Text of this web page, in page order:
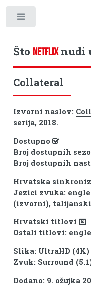
Što NETFLIXnudi
Collateral
Izvorni naslov:
serija, 2018.
Dostupno
Broj dostupnih
Broj dostupnih
Hrvatska
Jezici zvuka:
(izvorni), talijanski
Hrvatski titlovi
Ostali titlovi:
Slika: UltraHD (4K)
Zvuk: Surround
Dodano: 9. ožujka